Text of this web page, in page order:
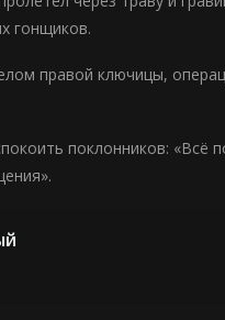
гонщиков.
правой ключицы,
поклонников: «Всё